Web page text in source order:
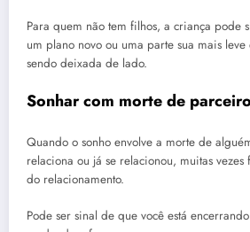
Para quem não tem filhos, a criança pode
um plano novo ou uma parte sua mais
sendo deixada de lado.
Sonhar com morte de
Quando o sonho envolve a morte de
relaciona ou já se relacionou, muitas
do relacionamento.
Pode ser sinal de que você está